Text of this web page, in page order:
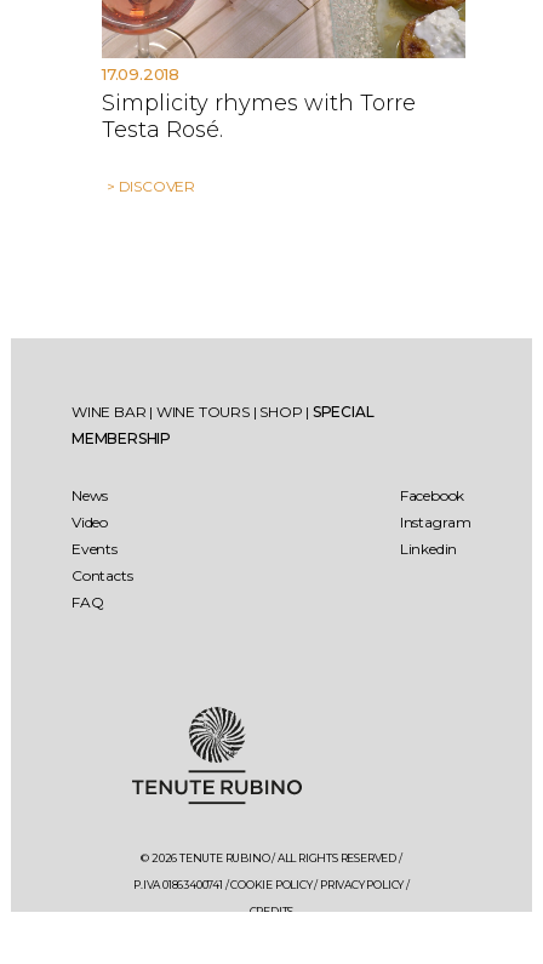
17.09.2018
Simplicity rhymes with Torre
Testa Rosé.
> DISCOVER
WINE BAR | WINE TOURS | SHOP | SPECIAL
MEMBERSHIP
News
Video
Events
Contacts
FAQ
Facebook
Instagram
Linkedin
© 2026 TENUTE RUBINO / ALL RIGHTS RESERVED /
P.IVA 01863400741 /COOKIE POLICY/PRIVACY POLICY/
CREDITS